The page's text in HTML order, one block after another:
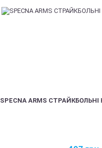
SPECNA ARMS СТРАЙКБОЛЬНІ